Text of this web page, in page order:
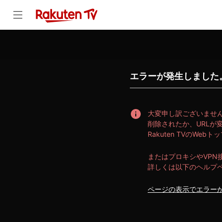
エラーが発生しました
大変申し訳ございませ
削除されたか、URLが
Rakuten TVのWebト
またはプロキシやVPN
詳しくは以下のヘルプ
ページの表示でエラー